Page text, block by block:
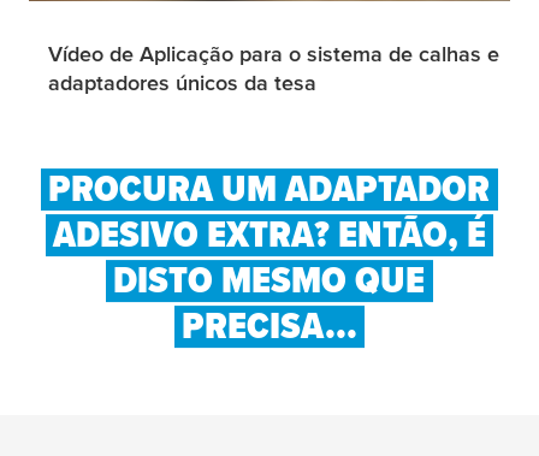
Vídeo de Aplicação para o sistema de calhas e
adaptadores únicos da tesa
PROCURA UM ADAPTADOR
ADESIVO EXTRA? ENTÃO, É
DISTO MESMO QUE
PRECISA...